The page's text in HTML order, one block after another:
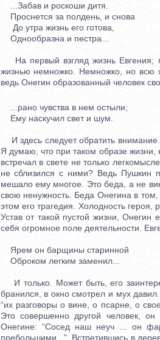
...Забав и роскоши дитя.
Проснется за полдень, и снова
До утра жизнь его готова,
Однообразна и пестра...
На первый взгляд жизнь Евгения;
жизнью немножко. Немножко, но всю
ведь Онегин образованный человек
...рано чувства в нем остыли;
Ему наскучил свет и шум.
И здесь следует обратить внимание
Я думаю, что при таком образе
встречал в свете не только
не сблизился с ними? Ведь Пушкин
мешало ему многое. Это беда, а не
свою ненужность. Беда Онегина в
этом его трагедия. Холодность
Устав от такой пустой жизни,
себя огромное поле деятельности.
Ярем он барщины старинной
Оброком легким заменил...
И только. Может быть, его
бранился, в окно смотрел и мух
“их разговоры о вине, о псарне, о
Это совершенно другой человек,
Онегине: “Сосед наш неуч ... он
пребольшими...”. Встретившись в